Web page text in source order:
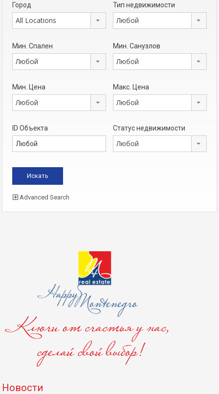
Город
All Locations
Тип недвижимости
Любой
Мин. Спален
Любой
Мин. Санузлов
Любой
Мин. Цена
Любой
Макс. Цена
Любой
ID Объекта Статус недвижимости
Любой
Advanced Search
Новости